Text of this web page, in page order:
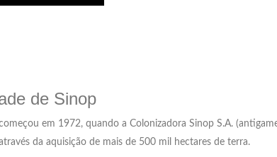
de Sinop
em 1972, quando a Colonizadora Sinop S.A.
da aquisição de mais de 500 mil hectares de terra.